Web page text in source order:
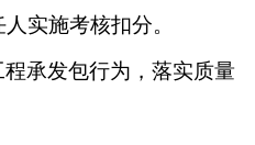
实施考核扣分。
程承发包行为，落实质量